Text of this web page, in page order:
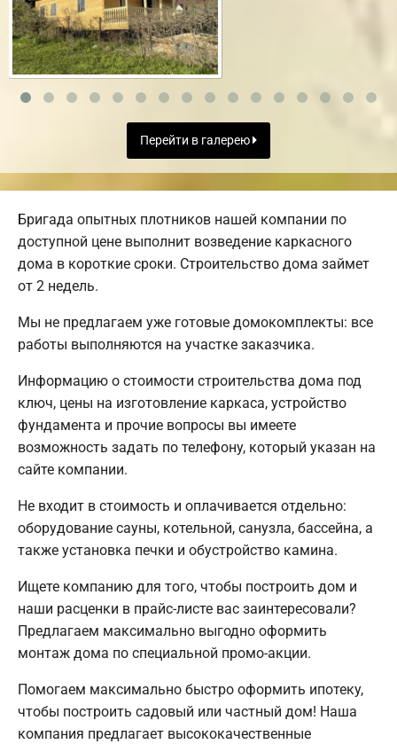
Перейти в галерею
Бригада опытных плотников нашей компании по
доступной цене выполнит возведение каркасного
дома в короткие сроки. Строительство дома займет
от 2 недель.
Мы не предлагаем уже готовые домокомплекты: все
работы выполняются на участке заказчика.
Информацию о стоимости строительства дома под
ключ, цены на изготовление каркаса, устройство
фундамента и прочие вопросы вы имеете
возможность задать по телефону, который указан на
сайте компании.
Не входит в стоимость и оплачивается отдельно:
оборудование сауны, котельной, санузла, бассейна, а
также установка печки и обустройство камина.
Ищете компанию для того, чтобы построить дом и
наши расценки в прайс-листе вас заинтересовали?
Предлагаем максимально выгодно оформить
монтаж дома по специальной промо-акции.
Помогаем максимально быстро оформить ипотеку,
чтобы построить садовый или частный дом! Наша
компания предлагает высококачественные